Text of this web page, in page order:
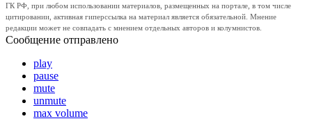
ГК РФ, при любом использовании материалов, размещенных на портале, в том числе
цитировании, активная гиперссылка на материал является обязательной. Мнение
редакции может не совпадать с мнением отдельных авторов и колумнистов.
Сообщение отправлено
play
pause
mute
unmute
max volume